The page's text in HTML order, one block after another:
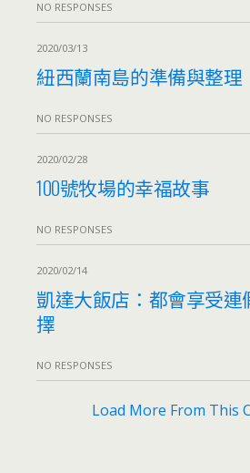
NO RESPONSES
2020/03/13
紐西蘭南島的準備與整理
NO RESPONSES
2020/02/28
100號牧場的幸福故事
NO RESPONSES
2020/02/14
凱達大飯店：都會享受連
擇
NO RESPONSES
Load More From This